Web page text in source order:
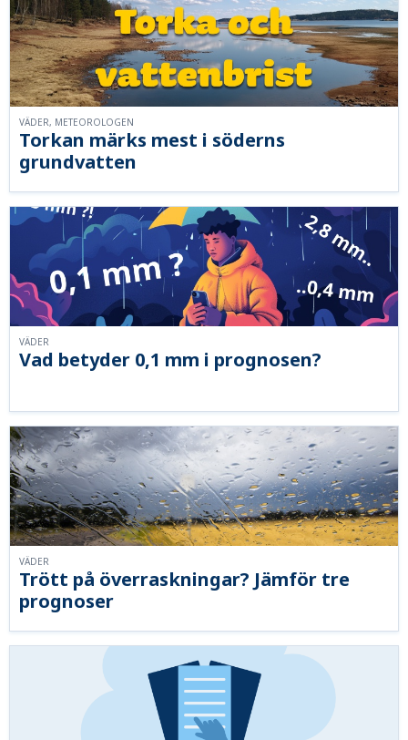
Torkan märks mest i söderns
grundvatten
VÄDER, METEOROLOGEN
Vad betyder 0,1 mm i prognosen?
VÄDER
Trött på överraskningar? Jämför tre
prognoser
VÄDER